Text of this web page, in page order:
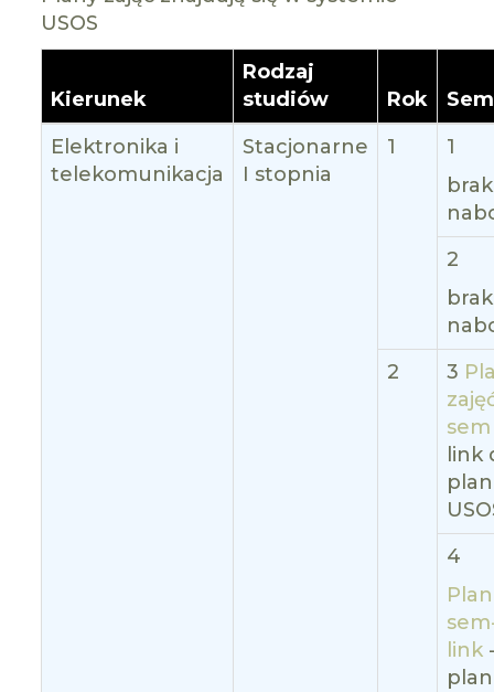
USOS
Kierunek
Rodzaj
studiów
Rok
Elektronika i
telekomunikacja
Stacjonarne
I stopnia
1
1
brak
2
brak
2
3
link
4
link